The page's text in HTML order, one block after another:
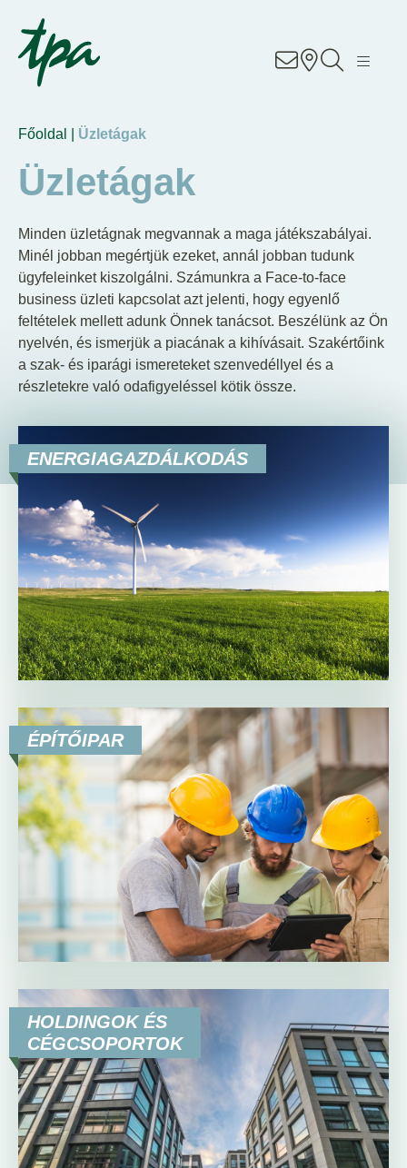
Know-how
Üzletágak
Career
Contact
Irodáink
Főoldal | Üzletágak
Üzletágak
Minden üzletágnak megvannak a maga játékszabályai.
Minél jobban megértjük ezeket, annál jobban tudunk
ügyfeleinket kiszolgálni. Számunkra a Face-to-face
business üzleti kapcsolat azt jelenti, hogy egyenlő
feltételek mellett adunk Önnek tanácsot. Beszélünk az Ön
nyelvén, és ismerjük a piacának a kihívásait. Szakértőink
a szak- és iparági ismereteket szenvedéllyel és a
részletekre való odafigyeléssel kötik össze.
ENERGIAGAZDÁLKODÁS
ÉPÍTŐIPAR
HOLDINGOK ÉS
CÉGCSOPORTOK